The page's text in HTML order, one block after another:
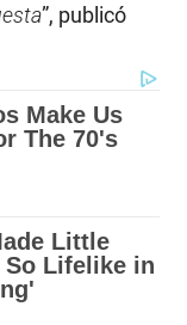
”, publicó